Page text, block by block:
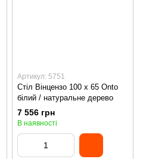
Артикул: 5751
Стіл Вінцензо 100 х 65 Onto
білий / натуральне дерево
7 556 грн
В наявності